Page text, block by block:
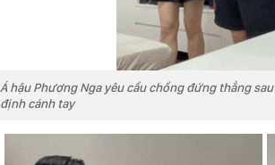
Á hậu Phương Nga yêu cầu chồng đứng thẳng
định cánh tay